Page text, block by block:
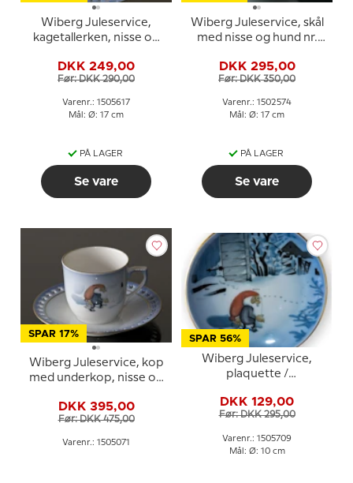
Wiberg Juleservice,
kagetallerken, nisse og
3505616
DKK 249,00
Før: DKK 290,00
Varenr.: 1505617
Mål: Ø: 17 cm
PÅ LAGER
Se vare
Wiberg Juleservice, skål
med nisse og hund nr.
DKK 295,00
Før: DKK 350,00
Varenr.: 1502574
Mål: Ø: 17 cm
PÅ LAGER
Se vare
SPAR 17%
Wiberg Juleservice, kop
med underkop, nisse og
3505305
DKK 395,00
Før: DKK 475,00
Varenr.: 1505071
SPAR 56%
Wiberg Juleservice,
plaquette /
og kat, Bing & Grøndahl
nr. 1505709
DKK 129,00
Før: DKK 295,00
Varenr.: 1505709
Mål: Ø: 10 cm